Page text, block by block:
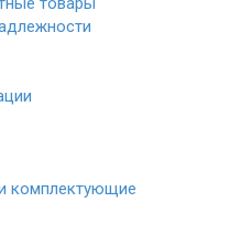
комплектующие